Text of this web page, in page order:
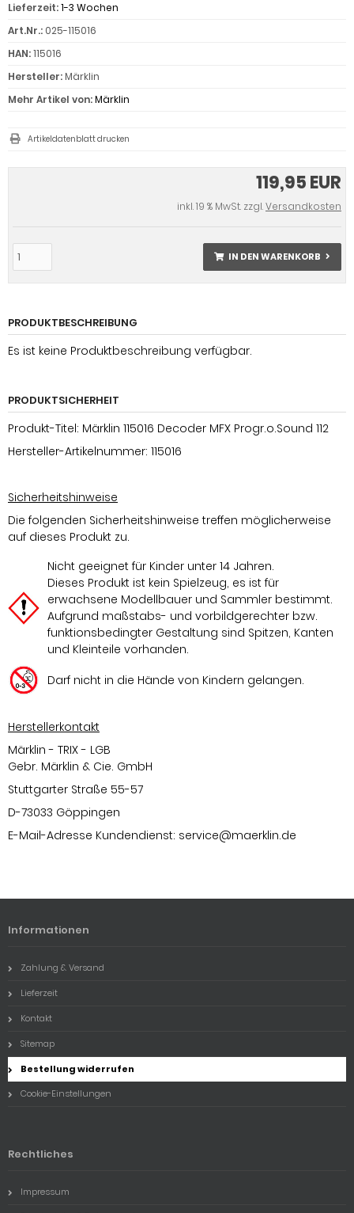
119,95 EUR
inkl. 19 % MwSt. zzgl.Versandkosten
IN DEN WARENKORB
Lieferzeit:1-3 Wochen
Art.Nr.: 025-115016
HAN:115016
Hersteller:Märklin
Mehr Artikel von:Märklin
Artikeldatenblatt drucken
PRODUKTBESCHREIBUNG
Es ist keine Produktbeschreibung verfügbar.
PRODUKTSICHERHEIT
Produkt-Titel: Märklin 115016 Decoder MFX Progr.o.Sound 112
Hersteller-Artikelnummer: 115016
Sicherheitshinweise
Die folgenden Sicherheitshinweise treffen möglicherweise
auf dieses Produkt zu.
Nicht geeignet für Kinder unter 14 Jahren.
Dieses Produkt ist kein Spielzeug, es ist für
erwachsene Modellbauer und Sammler bestimmt.
Aufgrund maßstabs- und vorbildgerechter bzw.
funktionsbedingter Gestaltung sind Spitzen, Kanten
und Kleinteile vorhanden.
Darf nicht in die Hände von Kindern gelangen.
Herstellerkontakt
Märklin - TRIX - LGB
Gebr. Märklin & Cie. GmbH
Stuttgarter Straße 55-57
D-73033 Göppingen
E-Mail-Adresse Kundendienst: service@maerklin.de
Informationen
Zahlung & Versand
Lieferzeit
Kontakt
Sitemap
Bestellung widerrufen
Cookie-Einstellungen
Rechtliches
Impressum